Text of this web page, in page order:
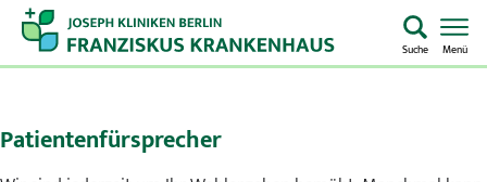
Suche Menü
Patientenfürsprecher